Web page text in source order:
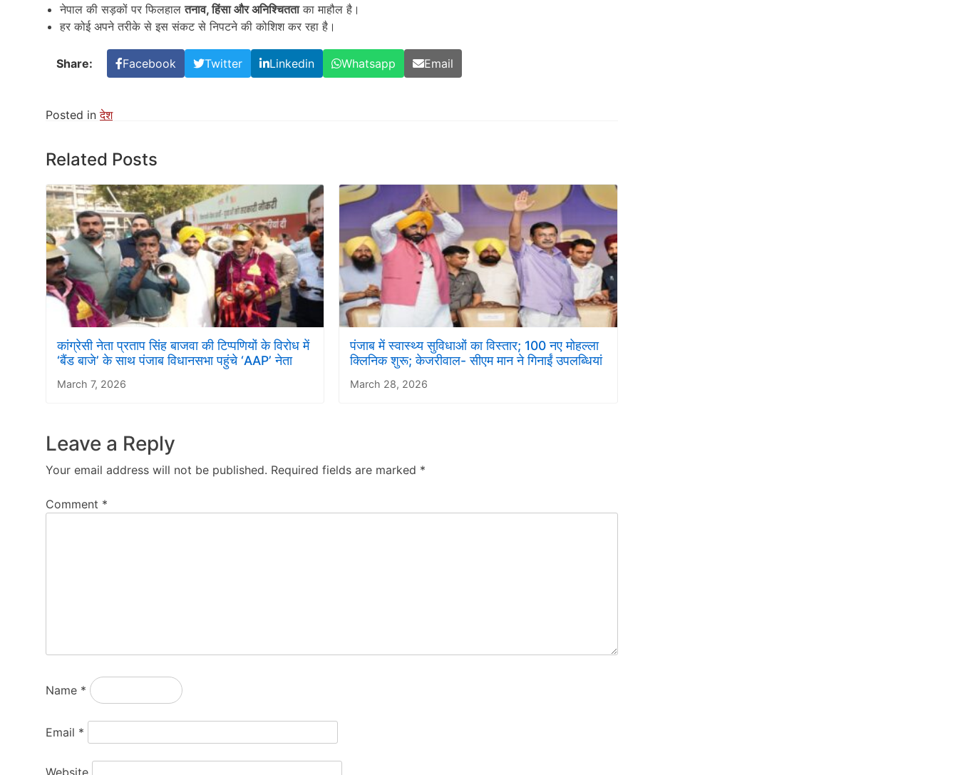
नेपाल की सड़कों पर फिलहालतनाव,हिंसा और अनिश्चितताका माहौल है।
हर कोई अपने तरीके से इस संकट से निपटने की कोशिश कर रहा है।
Share: Facebook Twitter Linkedin Whatsapp Email
Posted inदेश
Related Posts
कांग्रेसी नेता प्रताप सिंह बाजवा की टिप्पणियों के विरोध में
‘बैंड बाजे’ के साथ पंजाब विधानसभा पहुंचे ‘AAP’ नेता
March 7, 2026
पंजाब में स्वास्थ्य सुविधाओं का विस्तार; 100 नए मोहल्ला
क्लिनिक शुरू; केजरीवाल- सीएम मान ने गिनाईं उपलब्धियां
March 28, 2026
Leave a Reply
Your email address will not be published. Required fields are marked *
Comment *
Name *
Email *
Website